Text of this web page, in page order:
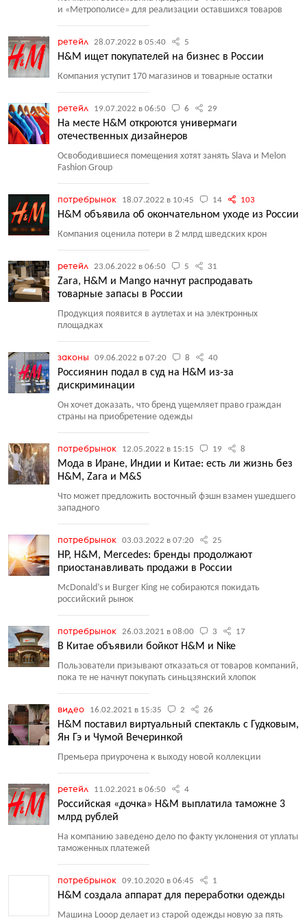
и «Метрополисе» для реализации оставшихся товаров
ретейл 28.07.2022 в 05:40 5
H&M ищет покупателей на бизнес в России
Компания уступит 170 магазинов и товарные остатки
ретейл 19.07.2022 в 06:50 6 29
На месте H&M откроются универмаги
отечественных дизайнеров
Освободившиеся помещения хотят занять Slava и Melon
Fashion Group
потребрынок 18.07.2022 в 10:45 14 103
H&M объявила об окончательном уходе из России
Компания оценила потери в 2 млрд шведских крон
ретейл 23.06.2022 в 06:50 5 31
Zara, H&M и Mango начнут распродавать
товарные запасы в России
Продукция появится в аутлетах и на электронных
площадках
законы 09.06.2022 в 07:20 8 40
Россиянин подал в суд на H&M из-за
дискриминации
Он хочет доказать, что бренд ущемляет право граждан
страны на приобретение одежды
потребрынок 12.05.2022 в 15:15 19 8
Мода в Иране, Индии и Китае: есть ли жизнь без
H&M, Zara и M&S
Что может предложить восточный фэшн взамен ушедшего
западного
потребрынок 03.03.2022 в 07:20 25
HP, H&M, Mercedes: бренды продолжают
приостанавливать продажи в России
McDonald’s и Burger King не собираются покидать
российский рынок
потребрынок 26.03.2021 в 08:00 3 17
В Китае объявили бойкот H&M и Nike
Пользователи призывают отказаться от товаров компаний,
пока те не начнут покупать синьцзянский хлопок
видео 16.02.2021 в 15:35 2 26
H&M поставил виртуальный спектакль с Гудковым,
Ян Гэ и Чумой Вечеринкой
Премьера приурочена к выходу новой коллекции
ретейл 11.02.2021 в 06:50 4
Российская «дочка» H&M выплатила таможне 3
млрд рублей
На компанию заведено дело по факту уклонения от уплаты
таможенных платежей
потребрынок 09.10.2020 в 06:45 1
H&M создала аппарат для переработки одежды
Машина Looop делает из старой одежды новую за пять